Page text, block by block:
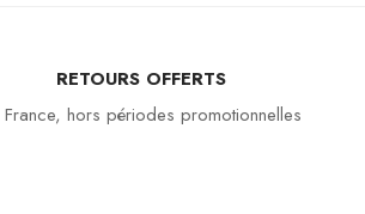
RETOURS OFFERTS
France, hors périodes promotionnelles